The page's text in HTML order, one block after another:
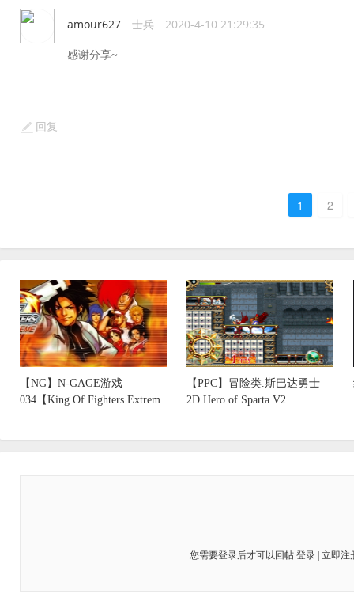
amour627 士兵 2020-4-10 21:29:35
感谢分享~
回复
1 2
【NG】N-GAGE游戏
034【King Of Fighters Extrem
【PPC】冒险类.斯巴达勇士
2D Hero of Sparta V2
您需要登录后才可以回帖 登录| 立即注